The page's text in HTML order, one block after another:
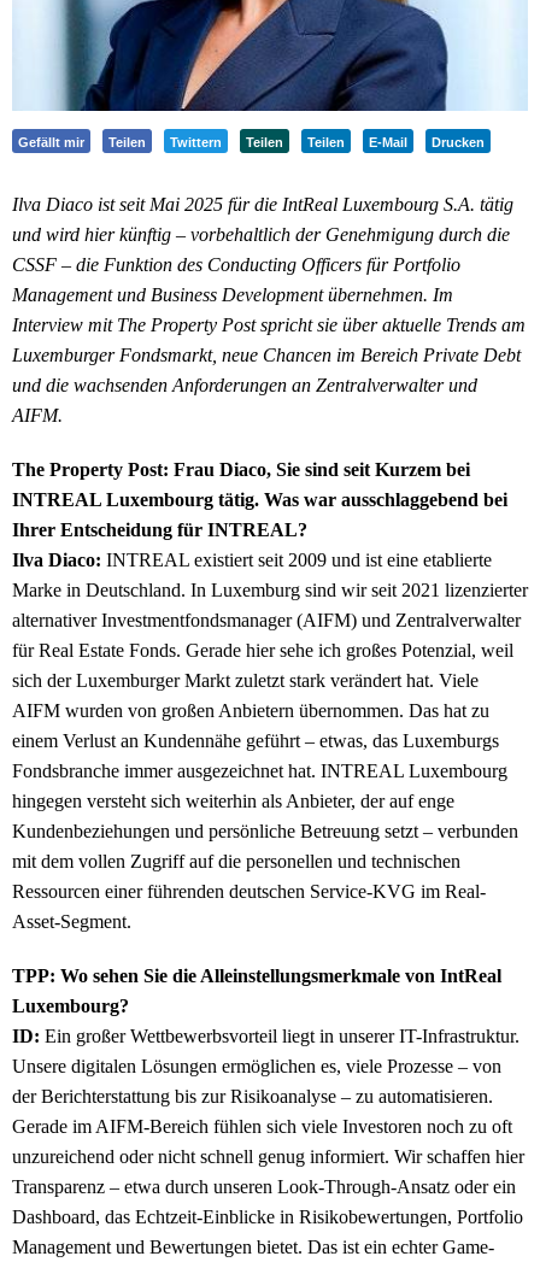
Gefällt mir Teilen Twittern Teilen Teilen E-Mail Drucken
Ilva Diaco ist seit Mai 2025 für die IntReal Luxembourg S.A. tätig
und wird hier künftig – vorbehaltlich der Genehmigung durch die
CSSF – die Funktion des Conducting Officers für Portfolio
Management und Business Development übernehmen. Im
Interview mit The Property Post spricht sie über aktuelle Trends am
Luxemburger Fondsmarkt, neue Chancen im Bereich Private Debt
und die wachsenden Anforderungen an Zentralverwalter und
AIFM.
The Property Post: Frau Diaco, Sie sind seit Kurzem bei
INTREAL Luxembourg tätig. Was war ausschlaggebend bei
Ihrer Entscheidung für INTREAL?
Ilva Diaco: INTREAL existiert seit 2009 und ist eine etablierte
Marke in Deutschland. In Luxemburg sind wir seit 2021 lizenzierter
alternativer Investmentfondsmanager (AIFM) und Zentralverwalter
für Real Estate Fonds. Gerade hier sehe ich großes Potenzial, weil
sich der Luxemburger Markt zuletzt stark verändert hat. Viele
AIFM wurden von großen Anbietern übernommen. Das hat zu
einem Verlust an Kundennähe geführt – etwas, das Luxemburgs
Fondsbranche immer ausgezeichnet hat. INTREAL Luxembourg
hingegen versteht sich weiterhin als Anbieter, der auf enge
Kundenbeziehungen und persönliche Betreuung setzt – verbunden
mit dem vollen Zugriff auf die personellen und technischen
Ressourcen einer führenden deutschen Service-KVG im Real-
Asset-Segment.
TPP: Wo sehen Sie die Alleinstellungsmerkmale von IntReal
Luxembourg?
ID: Ein großer Wettbewerbsvorteil liegt in unserer IT-Infrastruktur.
Unsere digitalen Lösungen ermöglichen es, viele Prozesse – von
der Berichterstattung bis zur Risikoanalyse – zu automatisieren.
Gerade im AIFM-Bereich fühlen sich viele Investoren noch zu oft
unzureichend oder nicht schnell genug informiert. Wir schaffen hier
Transparenz – etwa durch unseren Look-Through-Ansatz oder ein
Dashboard, das Echtzeit-Einblicke in Risikobewertungen, Portfolio
Management und Bewertungen bietet. Das ist ein echter Game-